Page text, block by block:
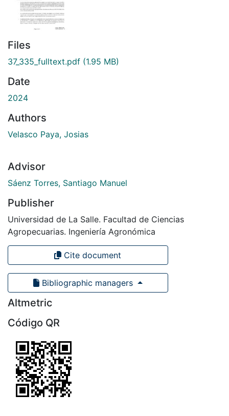
Files
37_335_fulltext.pdf (1.95 MB)
Date
2024
Authors
Velasco Paya, Josias
Advisor
Sáenz Torres, Santiago Manuel
Publisher
Universidad de La Salle. Facultad de Ciencias
Agropecuarias. Ingeniería Agronómica
Cite document
Bibliographic managers
Altmetric
Código QR